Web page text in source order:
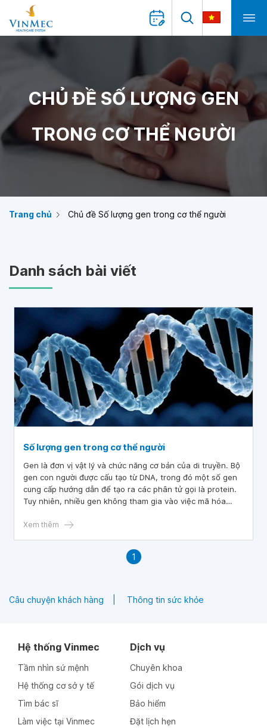
CHỦ ĐỀ SỐ LƯỢNG GEN
TRONG CƠ THỂ NGƯỜI
Trang chủ Chủ đề Số lượng gen trong cơ thể người
Danh sách bài viết
Số lượng gen trong cơ thể người
Gen là đơn vị vật lý và chức năng cơ bản của di truyền. Bộ
gen con người được cấu tạo từ DNA, trong đó một số gen
cung cấp hướng dẫn để tạo ra các phân tử gọi là protein.
Tuy nhiên, nhiều gen không tham gia vào việc mã hóa
động từ vài trăm bazơ DNA đến hơn 2 triệu bazơ.
Xem thêm
1
Câu chuyện khách hàng Thông tin sức khỏe
Hệ thống Vinmec
Tầm nhìn sứ mệnh
Hệ thống cơ sở y tế
Tìm bác sĩ
Làm việc tại Vinmec
Dịch vụ
Chuyên khoa
Gói dịch vụ
Bảo hiểm
Đặt lịch hẹn